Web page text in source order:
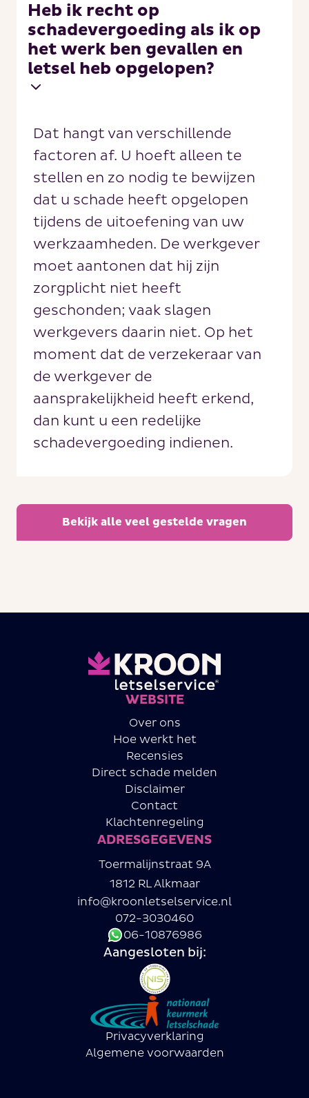
Heb ik recht op
schadevergoeding als ik op
het werk ben gevallen en
letsel heb opgelopen?
Dat hangt van verschillende
factoren af. U hoeft alleen te
stellen en zo nodig te bewijzen
dat u schade heeft opgelopen
tijdens de uitoefening van uw
werkzaamheden. De werkgever
moet aantonen dat hij zijn
zorgplicht niet heeft
geschonden; vaak slagen
werkgevers daarin niet. Op het
moment dat de verzekeraar van
de werkgever de
aansprakelijkheid heeft erkend,
dan kunt u een redelijke
schadevergoeding indienen.
Bekijk alle veel gestelde vragen
WEBSITE
Over ons
Hoe werkt het
Recensies
Direct schade melden
Disclaimer
Contact
Klachtenregeling
ADRESGEGEVENS
Toermalijnstraat 9A
1812 RL Alkmaar
info@kroonletselservice.nl
072-3030460
06-10876986
Aangesloten bij:
Privacyverklaring
Algemene voorwaarden